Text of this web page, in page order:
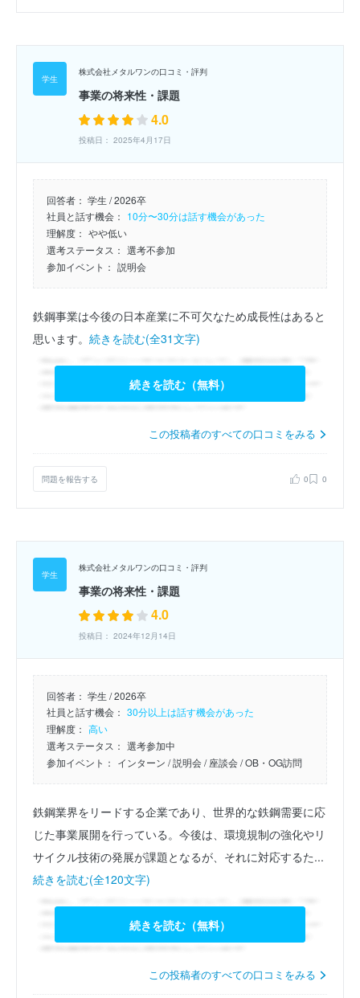
株式会社メタルワンの口コミ・評判
事業の将来性・課題
4.0
投稿日： 2025年4月17日
回答者： 学生 / 2026卒
社員と話す機会： 10分〜30分は話す機会があった
理解度： やや低い
選考ステータス： 選考不参加
参加イベント： 説明会
鉄鋼事業は今後の日本産業に不可欠なため成長性はあると
思います。 続きを読む(全31文字)
続きを読む（無料）
この投稿者のすべての口コミをみる
問題を報告する 0 0
株式会社メタルワンの口コミ・評判
事業の将来性・課題
4.0
投稿日： 2024年12月14日
回答者： 学生 / 2026卒
社員と話す機会： 30分以上は話す機会があった
理解度： 高い
選考ステータス： 選考参加中
参加イベント： インターン / 説明会/ 座談会/ OB・OG訪問
鉄鋼業界をリードする企業であり、世界的な鉄鋼需要に応
じた事業展開を行っている。今後は、環境規制の強化やリ
サイクル技術の発展が課題となるが、それに対応するた...
続きを読む(全120文字)
続きを読む（無料）
この投稿者のすべての口コミをみる